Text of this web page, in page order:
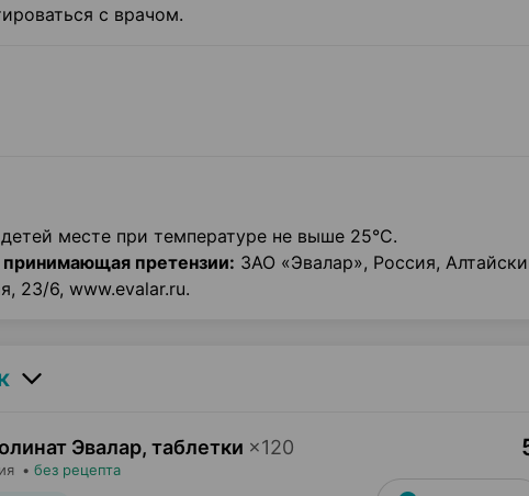
с врачом.
месте при температуре не выше 25°С.
принимающая претензии: ЗАО «Эвалар», Россия,
23/6, www.evalar.ru.
Эвалар, таблетки ×120
• без рецепта